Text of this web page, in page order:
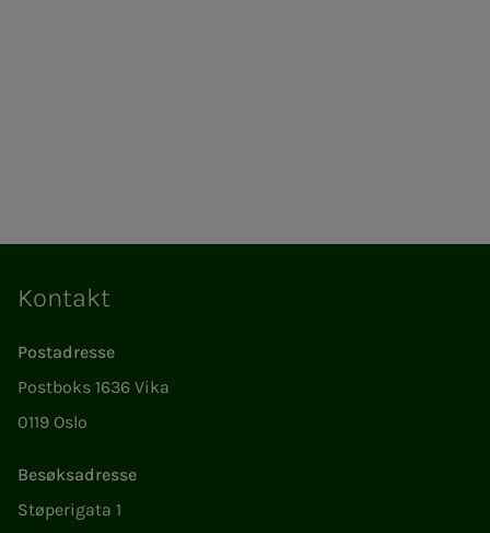
Kontakt
Postadresse
Postboks 1636 Vika
0119 Oslo
Besøksadresse
Støperigata 1